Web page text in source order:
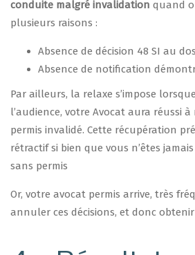
conduite malgré invalidation quand
plusieurs raisons :
Absence de décision 48 SI au
Absence de notification
Par ailleurs, la relaxe s’impose
l’audience, votre Avocat aura réussi
permis invalidé. Cette récupération
rétractif si bien que vous n’êtes
sans permis
Or, votre avocat permis arrive, très
annuler ces décisions, et donc obtenir